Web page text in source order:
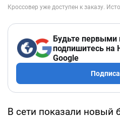
Будьте первыми
подпишитесь на
Google
В сети показали